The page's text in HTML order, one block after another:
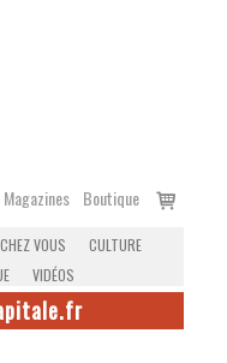
Magazines Boutique
Voir
VOUS
CULTURE
VIDÉOS